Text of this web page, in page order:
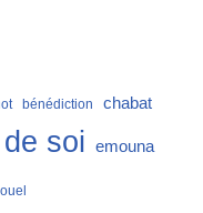
bénédiction chabat
soi emouna